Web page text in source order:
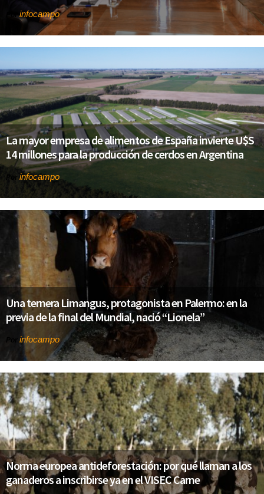
Porinfocampo
La mayor empresa de alimentos de España invierte U$S
14 millones para la producción de cerdos en Argentina
Por infocampo
Una ternera Limangus, protagonista en Palermo: en la
previa de la final del Mundial, nació “Lionela”
Por infocampo
Norma europea antideforestación: por qué llaman a los
ganaderos a inscribirse ya en el VISEC Carne